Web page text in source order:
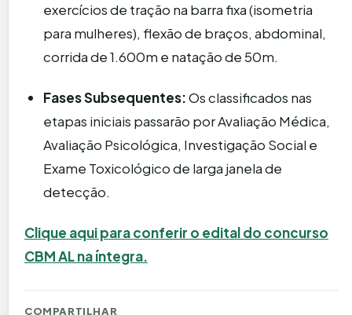
exercícios de tração na barra fixa (isometria
para mulheres), flexão de braços, abdominal,
corrida de 1.600m e natação de 50m.
Fases Subsequentes:Os classificados nas
etapas iniciais passarão por Avaliação Médica,
Avaliação Psicológica, Investigação Social e
Exame Toxicológico de larga janela de
detecção.
Clique aqui para conferir o edital do concurso
CBM AL na íntegra.
COMPARTILHAR